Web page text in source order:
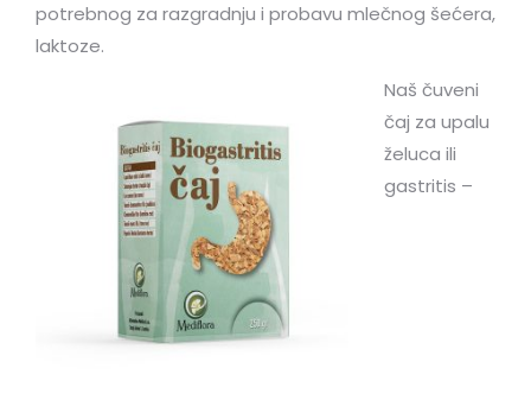
potrebnog za razgradnju i probavu mlečnog šećera,
laktoze.
Naš čuveni
čaj za upalu
želuca ili
gastritis –